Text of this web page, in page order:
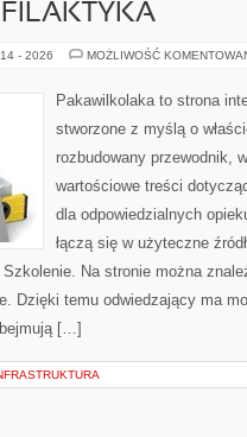
- 2026 MOŻLIWOŚĆ
Pakawilkolaka to strona
stworzone z myślą o
rozbudowany przewodnik,
wartościowe treści
dla odpowiedzialnych
łączą się w użyteczne
Na stronie można
Dzięki temu odwiedzający ma
[…]